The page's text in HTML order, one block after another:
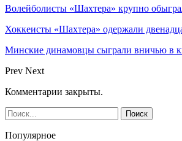
Волейболисты «Шахтера» крупно
Хоккеисты «Шахтера» одержали
Минские динамовцы сыграли вничью
Prev Next
Комментарии закрыты.
Популярное